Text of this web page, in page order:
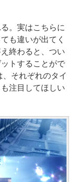
。実はこちらに
も違いが出てく
終わると、つい
トすることがで
それぞれのタイ
注目してほしい